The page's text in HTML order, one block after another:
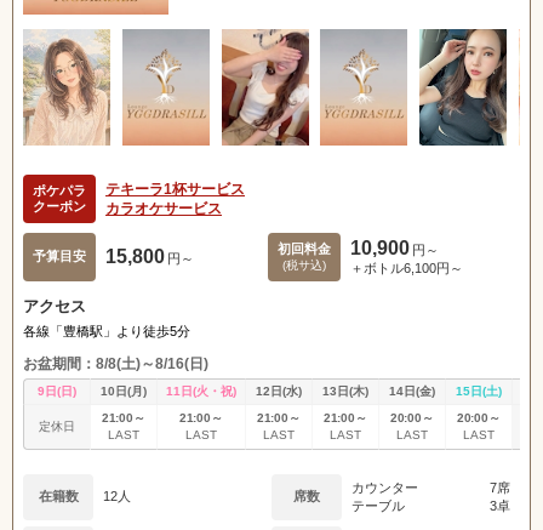
ポケパラ
クーポン
テキーラ1杯サービス
カラオケサービス
予算目安 15,800 円～
初回料金
(税サ込)
10,900 円～
＋ボトル6,100円～
アクセス
各線「豊橋駅」より徒歩5分
お盆期間：8/8(土)～8/16(日)
9日(日) 10日(月) 11日(火・祝) 12日(水) 13日(木) 14日(金) 15日(土)
定休日
21:00～
LAST
21:00～
LAST
21:00～
LAST
21:00～
LAST
20:00～
LAST
20:00～
LAST
在籍数 12人 席数
カウンター
7席
テーブル
3卓